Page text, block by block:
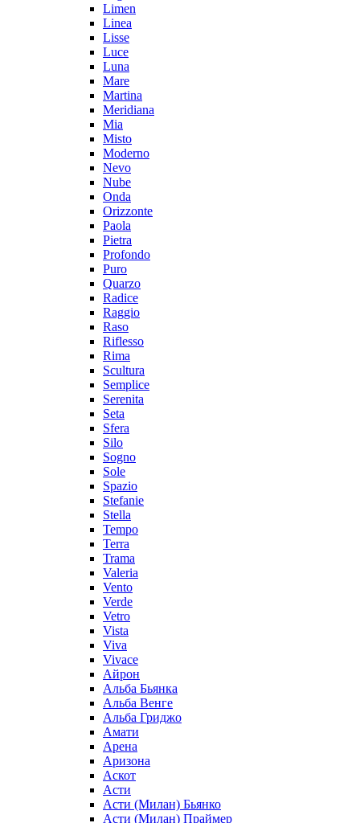
Limen
Linea
Lisse
Luce
Luna
Mare
Martina
Meridiana
Mia
Misto
Moderno
Nevo
Nube
Onda
Orizzonte
Paola
Pietra
Profondo
Puro
Quarzo
Radice
Raggio
Raso
Riflesso
Rima
Scultura
Semplice
Serenita
Seta
Sfera
Silo
Sogno
Sole
Spazio
Stefanie
Stella
Tempo
Terra
Trama
Valeria
Vento
Verde
Vetro
Vista
Viva
Vivace
Айрон
Альба Бьянка
Альба Венге
Альба Гриджо
Амати
Арена
Аризона
Аскот
Асти
Асти (Милан) Бьянко
Асти (Милан) Праймер